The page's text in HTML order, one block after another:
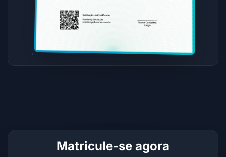
Matricule-se agora